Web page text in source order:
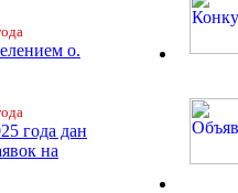
о.
года дан
на